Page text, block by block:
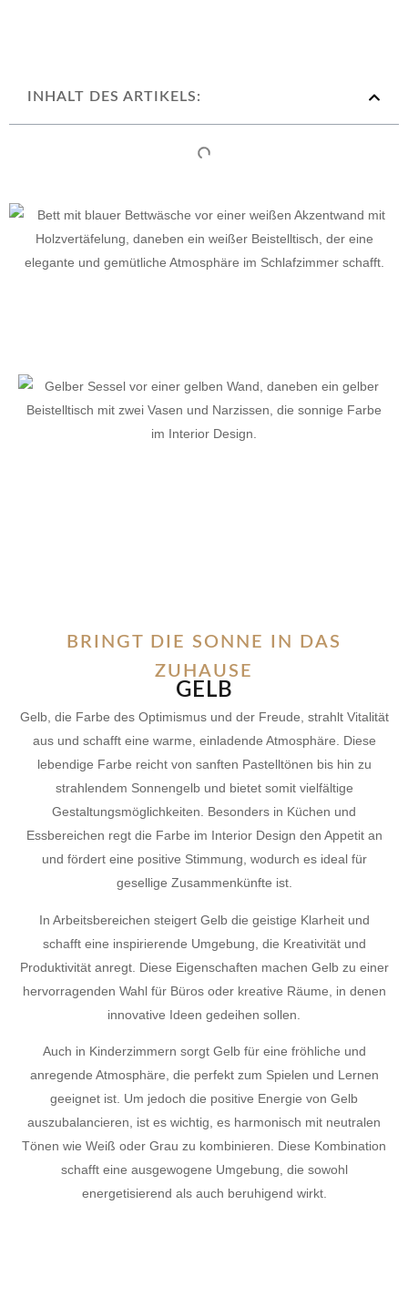
INHALT DES ARTIKELS:
BRINGT DIE SONNE IN DAS
ZUHAUSE
GELB
Gelb, die Farbe des Optimismus und der Freude, strahlt Vitalität
aus und schafft eine warme, einladende Atmosphäre. Diese
lebendige Farbe reicht von sanften Pastelltönen bis hin zu
strahlendem Sonnengelb und bietet somit vielfältige
Gestaltungsmöglichkeiten. Besonders in Küchen und
Essbereichen regt die Farbe im Interior Design den Appetit an
und fördert eine positive Stimmung, wodurch es ideal für
gesellige Zusammenkünfte ist.
In Arbeitsbereichen steigert Gelb die geistige Klarheit und
schafft eine inspirierende Umgebung, die Kreativität und
Produktivität anregt. Diese Eigenschaften machen Gelb zu einer
hervorragenden Wahl für Büros oder kreative Räume, in denen
innovative Ideen gedeihen sollen.
Auch in Kinderzimmern sorgt Gelb für eine fröhliche und
anregende Atmosphäre, die perfekt zum Spielen und Lernen
geeignet ist. Um jedoch die positive Energie von Gelb
auszubalancieren, ist es wichtig, es harmonisch mit neutralen
Tönen wie Weiß oder Grau zu kombinieren. Diese Kombination
schafft eine ausgewogene Umgebung, die sowohl
energetisierend als auch beruhigend wirkt.